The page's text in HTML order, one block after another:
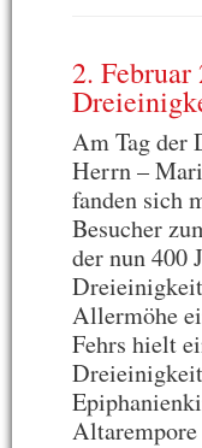
2. Februar
Am Tag der
Herrn –
fanden sich
Besucher
der nun 400
Allermöhe
Fehrs hielt